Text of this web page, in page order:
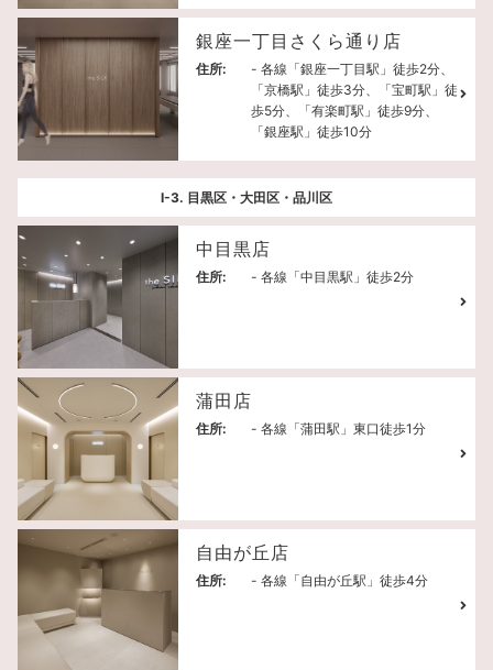
銀座一丁目さくら通り店
住所:
- 各線「銀座一丁目駅」徒歩2分、
「京橋駅」徒歩3分、「宝町駅」徒
歩5分、「有楽町駅」徒歩9分、
「銀座駅」徒歩10分
Ⅰ-3. 目黒区・大田区・品川区
中目黒店
住所: - 各線「中目黒駅」徒歩2分
蒲田店
住所: - 各線「蒲田駅」東口徒歩1分
自由が丘店
住所: - 各線「自由が丘駅」徒歩4分